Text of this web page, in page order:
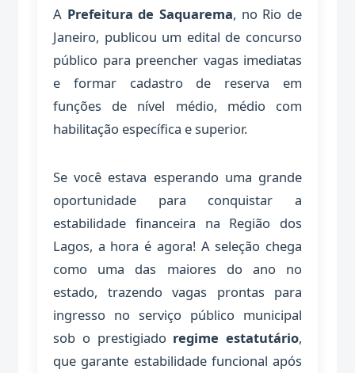
A Prefeitura de Saquarema, no Rio de
Janeiro, publicou um edital de concurso
público para preencher vagas imediatas
e formar cadastro de reserva em
funções de nível médio, médio com
habilitação específica e superior.
Se você estava esperando uma grande
oportunidade para conquistar a
estabilidade financeira na Região dos
Lagos, a hora é agora! A seleção chega
como uma das maiores do ano no
estado, trazendo vagas prontas para
ingresso no serviço público municipal
sob o prestigiado regime estatutário,
que garante estabilidade funcional após